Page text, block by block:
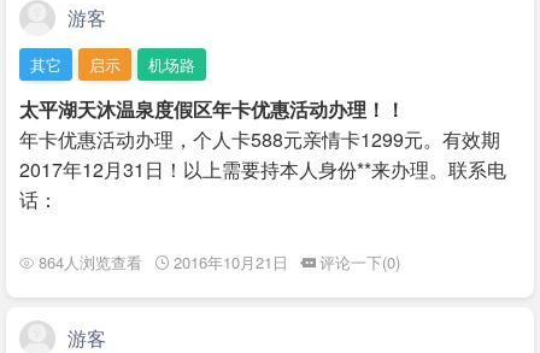
游客
其它 启示 机场路
太平湖天沐温泉度假区年卡优惠活动办理！！
年卡优惠活动办理，个人卡588元亲情卡1299元。有效期
2017年12月31日！以上需要持本人身份**来办理。联系电
话：
864人浏览查看 2016年10月21日 评论一下(0)
游客